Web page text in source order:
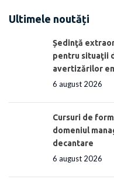
Ultimele noutăți
Ședinţă
pentru situaţii
avertizărilor
6 august 2026
Cursuri de
domeniul
decantare
6 august 2026